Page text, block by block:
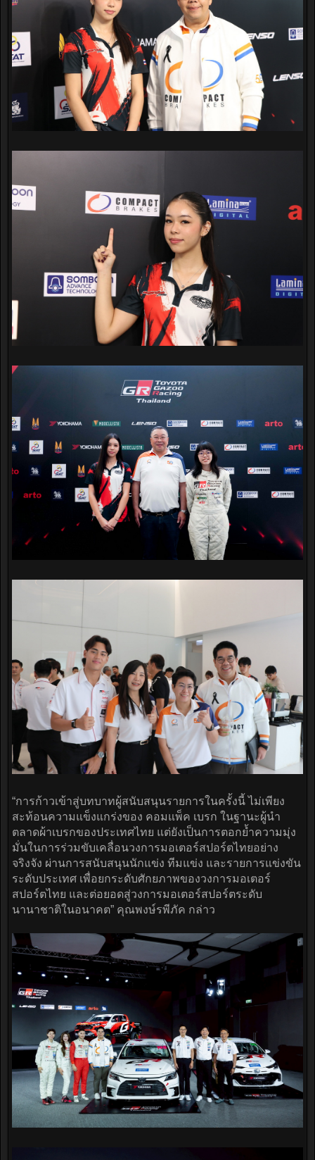
“การก้าวเข้าสู่บทบาทผู้สนับสนุนรายการในครั้งนี้ ไม่เพียง
สะท้อนความแข็งแกร่งของ คอมแพ็ค เบรก ในฐานะผู้นำ
ตลาดผ้าเบรกของประเทศไทย แต่ยังเป็นการตอกย้ำความมุ่ง
มั่นในการร่วมขับเคลื่อนวงการมอเตอร์สปอร์ตไทยอย่าง
จริงจัง ผ่านการสนับสนุนนักแข่ง ทีมแข่ง และรายการแข่งขัน
ระดับประเทศ เพื่อยกระดับศักยภาพของวงการมอเตอร์
สปอร์ตไทย และต่อยอดสู่วงการมอเตอร์สปอร์ตระดับ
นานาชาติในอนาคต” คุณพงษ์รพีภัค กล่าว